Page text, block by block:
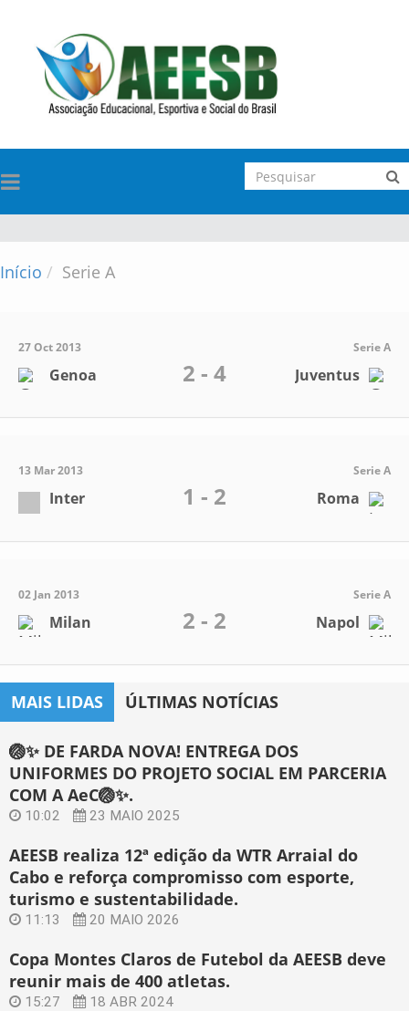
TOGGLE
NAVIGATION
Início Serie A
27 Oct 2013 Serie A
Genoa 2 - 4 Juventus
13 Mar 2013 Serie A
Inter 1 - 2 Roma
02 Jan 2013 Serie A
Milan 2 - 2 Napol
MAIS LIDAS ÚLTIMAS NOTÍCIAS
🏐✨ DE FARDA NOVA! ENTREGA DOS
UNIFORMES DO PROJETO SOCIAL EM PARCERIA
COM A AeC🏐✨.
10:02 23 MAIO 2025
AEESB realiza 12ª edição da WTR Arraial do
Cabo e reforça compromisso com esporte,
turismo e sustentabilidade.
11:13 20 MAIO 2026
Copa Montes Claros de Futebol da AEESB deve
reunir mais de 400 atletas.
15:27 18 ABR 2024